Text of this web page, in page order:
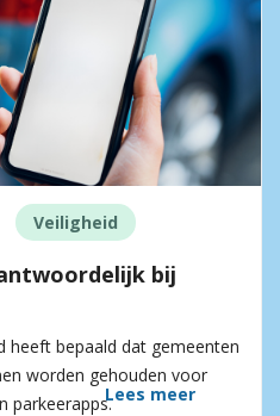
Veiligheid
bij
heeft bepaald dat gemeenten
worden gehouden voor
parkeerapps.Lees meer